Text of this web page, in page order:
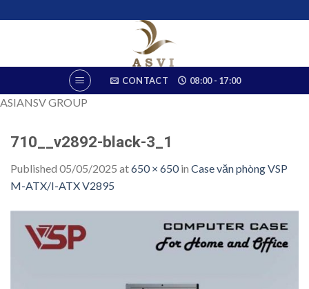
CONTACT 08:00 - 17:00
ASIANSV GROUP
710__v2892-black-3_1
Published 05/05/2025 at650 × 650in Case văn phòng VSP
M-ATX/I-ATX V2895